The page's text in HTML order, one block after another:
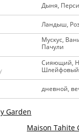
Дыня,
Ландыш,
Мускус,
Пачули
Сияющий,
Шлейфовый
дневной,
Garden
Maison Tahite